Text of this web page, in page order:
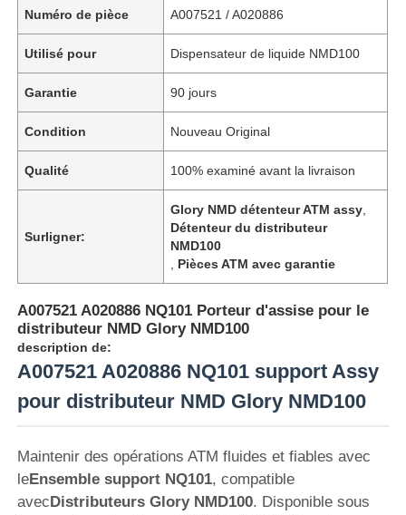
Numéro de pièce A007521 / A020886
Utilisé pour Dispensateur de liquide NMD100
Garantie 90 jours
Condition Nouveau Original
Qualité 100% examiné avant la livraison
Surligner:
Glory NMD détenteur ATM assy
Détenteur du distributeur
NMD100
Pièces ATM avec garantie
A007521 A020886 NQ101 Porteur d'assise pour le
distributeur NMD Glory NMD100
description de:
A007521 A020886 NQ101 support Assy
pour distributeur NMD Glory NMD100
Maintenir des opérations ATM fluides et fiables avec
leEnsemble support NQ101, compatible
avecDistributeurs Glory NMD100. Disponible sous